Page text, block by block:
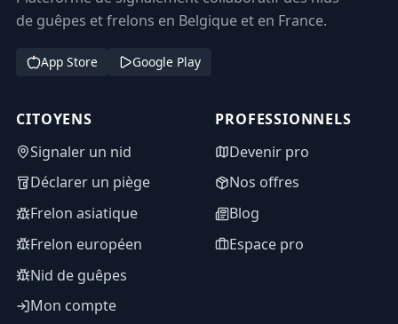
de guêpes et frelons en Belgique et en France.
App Store Google Play
CITOYENS
Signaler un nid
Déclarer un piège
Frelon asiatique
Frelon européen
Nid de guêpes
Mon compte
PROFESSIONNELS
Devenir pro
Nos offres
Blog
Espace pro